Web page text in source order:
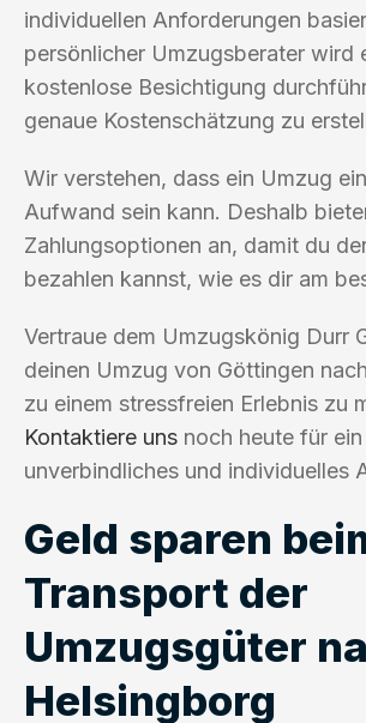
individuellen Anforderungen
persönlicher Umzugsberater wird
kostenlose Besichtigung
genaue Kostenschätzung zu
Wir verstehen, dass ein Umzug
Aufwand sein kann. Deshalb
Zahlungsoptionen an, damit du
bezahlen kannst, wie es dir am
Vertraue dem Umzugskönig Durr
deinen Umzug von Göttingen
zu einem stressfreien Erlebnis zu
Kontaktiere uns noch heute für ein
unverbindliches und individuelles
Geld sparen
Transport der
Umzugsgüter
Helsingborg